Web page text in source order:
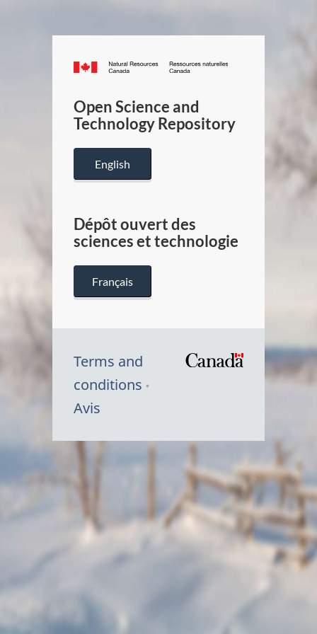
Canada.ca
/
Canada
Open Science and
Technology Repository
English
Dépôt ouvert des
sciences et technologie
Français
Terms and
conditions
Avis
Symbole
Canada